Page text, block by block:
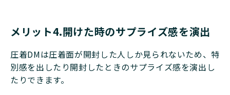
メリット4.開けた時のサプライズ感を演出
圧着DMは圧着面が開封した人しか見られないため、特
別感を出したり開封したときのサプライズ感を演出し
たりできます。